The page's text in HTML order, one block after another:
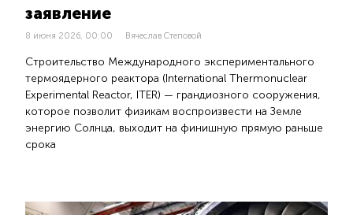
заявление
8 июня 2026, 00:00 Вячеслав Степовой
Строительство Международного экспериментального
термоядерного реактора (International Thermonuclear
Experimental Reactor, ITER) — грандиозного сооружения,
которое позволит физикам воспроизвести на Земле
энергию Солнца, выходит на финишную прямую раньше
срока